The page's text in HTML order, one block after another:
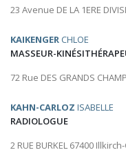
23 Avenue DE LA 1ERE
KAIKENGER CHLOE
MASSEUR-
72 Rue DES GRANDS
KAHN-CARLOZ ISABELLE
RADIOLOGUE
2 RUE BURKEL 67400